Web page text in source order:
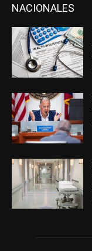
NACIONALES